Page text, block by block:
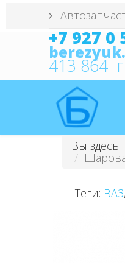
+7 927 0
413 864
Вы здесь:
Теги: ВАЗ,